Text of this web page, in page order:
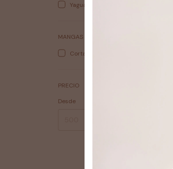
Yaguareté (1)
MANGAS
Cortas (6)
PRECIO
Desde